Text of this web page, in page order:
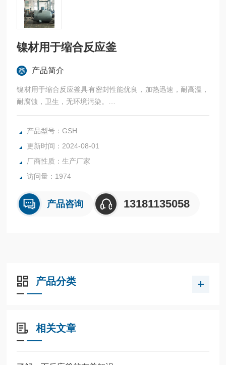
镍材用于缩合反应釜
产品简介
镍材用于缩合反应釜具有密封性能优良，加热迅速，耐高温，
耐腐蚀，卫生，无环境污染。
广泛应用于科研，实验室试验，化工，食品，涂料，热熔胶，
硅胶，油漆，医药，石油化工生产中的反应，蒸发，合成，聚
内表面采用镜面抛光，确保卫生洁净*。
所有反应釜均可接受客户的个性化定制。
产品型号：GSH
更新时间：2024-08-01
厂商性质：生产厂家
访问量：1974
产品咨询 13181135058
产品分类
相关文章